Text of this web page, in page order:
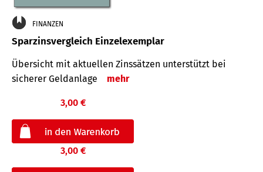
FINANZEN
Sparzinsvergleich Einzelexemplar
Übersicht mit aktuellen Zinssätzen unterstützt bei
sicherer Geldanlage
mehr
3,00 €
3,00 €